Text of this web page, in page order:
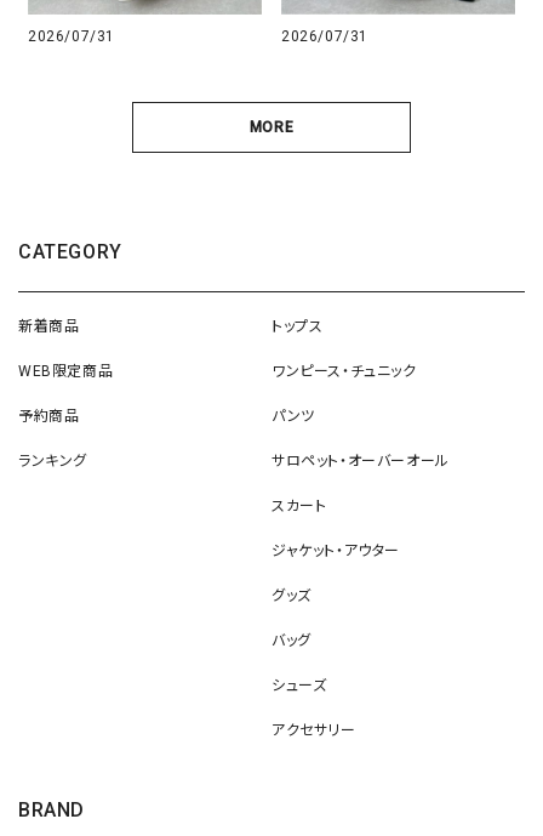
2026/07/31 2026/07/31
MORE
CATEGORY
新着商品
WEB限定商品
予約商品
ランキング
トップス
ワンピース・チュニック
パンツ
サロペット・オーバーオール
スカート
ジャケット・アウター
グッズ
バッグ
シューズ
アクセサリー
BRAND